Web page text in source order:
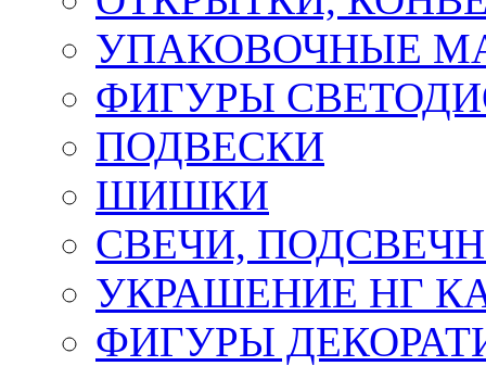
УПАКОВОЧНЫЕ
ФИГУРЫ
ПОДВЕСКИ
ШИШКИ
СВЕЧИ,
УКРАШЕНИЕ НГ
ФИГУРЫ